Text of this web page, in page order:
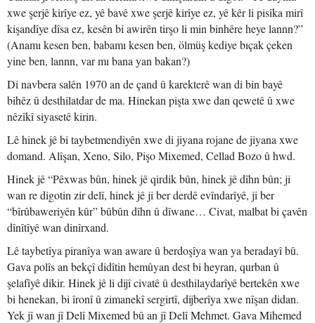
xwe şerjê kirîye ez, yê bavê xwe şerjê kirîye ez, yê kêr li pisîka mirî
kişandîye dîsa ez, kesên bi awirên tirşo li min binhêre heye lannn?”
(Anamı kesen ben, babamı kesen ben, ölmüş kediye bıçak çeken
yine ben, lannn, var mı bana yan bakan?)
Di navbera salên 1970 an de çand û karekterê wan di bin bayê
bihêz û desthilatdar de ma. Hinekan pişta xwe dan qewetê û xwe
nêzîkî siyasetê kirin.
Lê hinek jê bi taybetmendiyên xwe di jiyana rojane de jiyana xwe
domand. Alîşan, Xeno, Silo, Pişo Mixemed, Cellad Bozo û hwd.
Hinek jê “Pêxwas bûn, hinek jê qirdik bûn, hinek jê dîhn bûn; ji
wan re digotin zir delî, hinek jê ji ber derdê evîndarîyê, ji ber
“bîrûbaweriyên kûr” bûbûn dîhn û dîwane… Civat, malbat bi çavên
dînîtîyê wan dinîrxand.
Lê taybetîya piranîya wan aware û berdoşîya wan ya beradayî bû.
Gava polîs an bekçî didîtin hemûyan dest bi heyran, qurban û
şelafîyê dikir. Hinek jê li dijî civatê û desthilaydarîyê bertekên xwe
bi henekan, bi îronî û zimanekî sergirtî, dijberîya xwe nîşan didan.
Yek jî wan jî Delî Mixemed bû an jî Delî Mehmet. Gava Mihemed